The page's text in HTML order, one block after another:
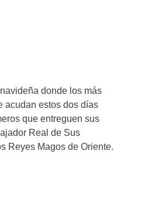
donde los más
acudan estos dos días
que entreguen sus
Real de Sus
Reyes Magos de Oriente.